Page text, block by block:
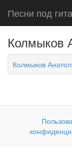
Песни под
Колмыков
Колмыков